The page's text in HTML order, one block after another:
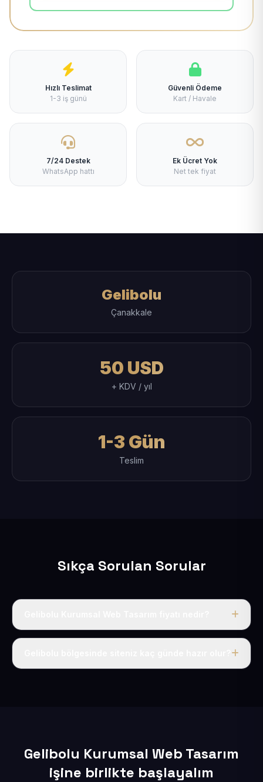
Hızlı Teslimat
1-3 iş günü
Güvenli Ödeme
Kart / Havale
7/24 Destek
WhatsApp hattı
Ek Ücret Yok
Net tek fiyat
Gelibolu
Çanakkale
50 USD
+ KDV / yıl
1-3 Gün
Teslim
Sıkça Sorulan Sorular
Tek fiyat uygulanır: yıllık 50 USD + KDV. Bu bedele alan
Gelibolu Kurumsal Web Tasarım
işine birlikte başlayalım